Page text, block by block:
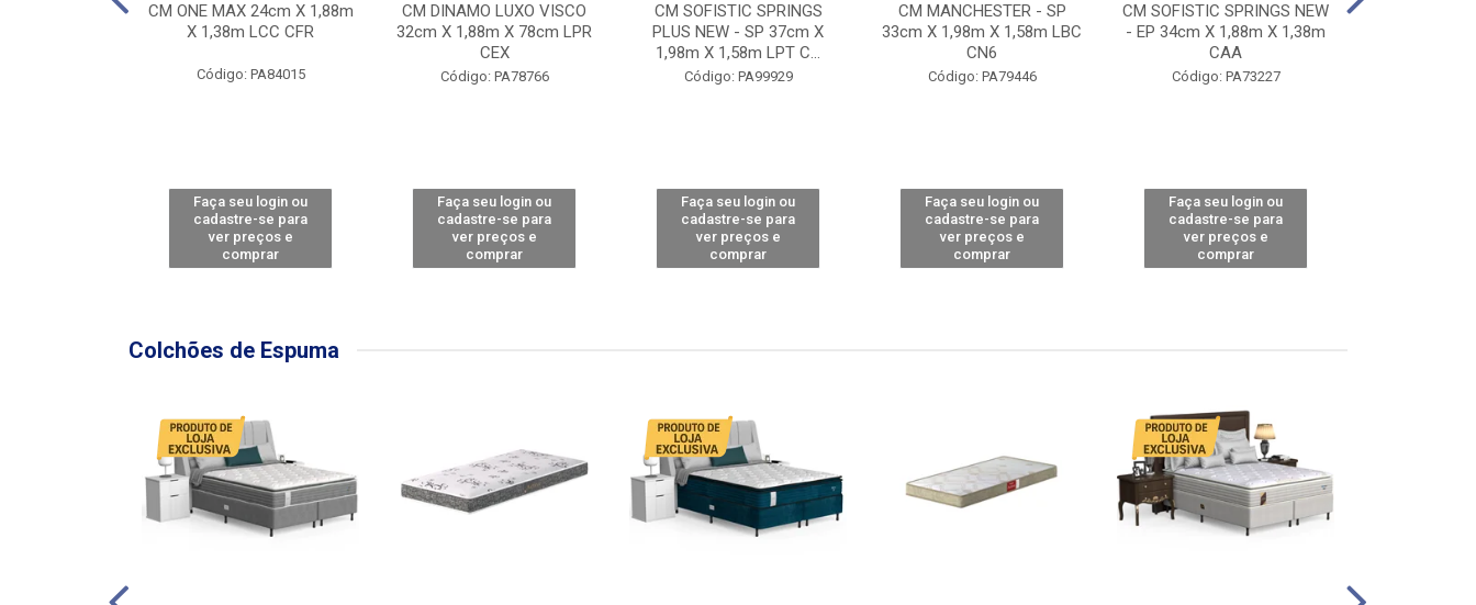
CM ONE MAX 24cm X 1,88m
X 1,38m LCC CFR
Código: PA84015
Faça seu login ou
cadastre-se para
ver preços e
comprar
CM DINAMO LUXO VISCO
32cm X 1,88m X 78cm LPR
CEX
Código: PA78766
Faça seu login ou
cadastre-se para
ver preços e
comprar
CM SOFISTIC SPRINGS
PLUS NEW - SP 37cm X
1,98m X 1,58m LPT C...
Código: PA99929
Faça seu login ou
cadastre-se para
ver preços e
comprar
CM MANCHESTER - SP
33cm X 1,98m X 1,58m LBC
CN6
Código: PA79446
Faça seu login ou
cadastre-se para
ver preços e
comprar
CM SOFISTIC SPRINGS NEW
- EP 34cm X 1,88m X 1,38m
CAA
Código: PA73227
Faça seu login ou
cadastre-se para
ver preços e
comprar
Colchões de Espuma